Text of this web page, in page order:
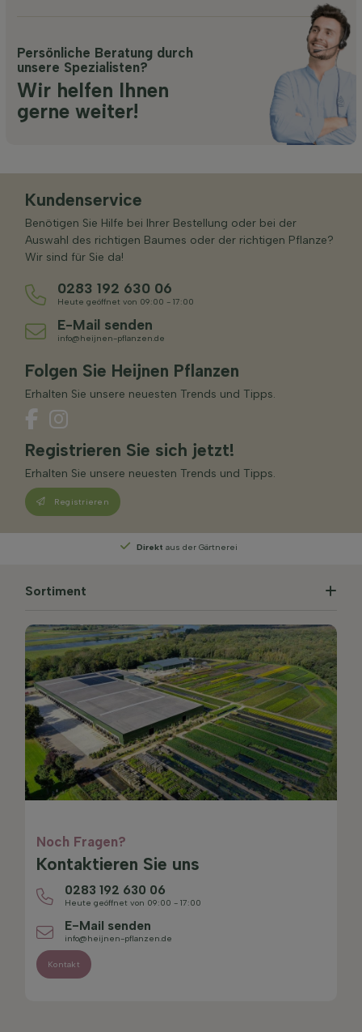
Persönliche Beratung durch
unsere Spezialisten?
Wir helfen Ihnen
gerne weiter!
Kundenservice
Benötigen Sie Hilfe bei Ihrer Bestellung oder bei der
Auswahl des richtigen Baumes oder der richtigen Pflanze?
Wir sind für Sie da!
0283 192 630 06
Heute geöffnet von 09:00 - 17:00
E-Mail senden
info@heijnen-pflanzen.de
Folgen Sie Heijnen Pflanzen
Erhalten Sie unsere neuesten Trends und Tipps.
Registrieren Sie sich jetzt!
Erhalten Sie unsere neuesten Trends und Tipps.
Registrieren
Persönliche Beratungvon unseren Experten
Sortiment
Noch Fragen?
Kontaktieren Sie uns
0283 192 630 06
Heute geöffnet von 09:00 - 17:00
E-Mail senden
info@heijnen-pflanzen.de
Kontakt